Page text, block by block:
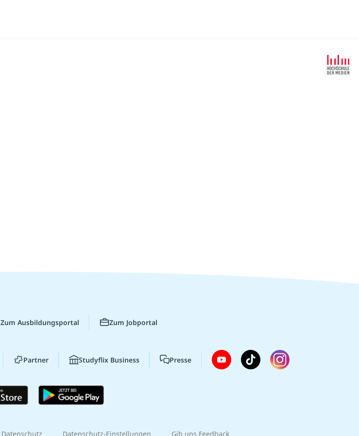
Zum Ausbildungsportal Zum Jobportal
Partner Studyflix Business Presse
Datenschutz Datenschutz-Einstellungen Gib uns Feedback